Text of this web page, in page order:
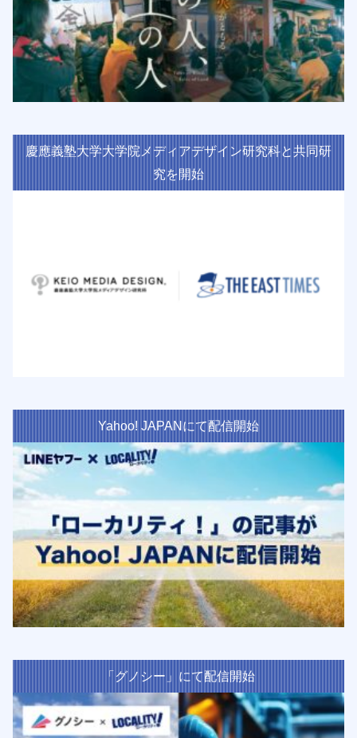
慶應義塾大学大学院メディアデザイン研究科と共同研
究を開始
Yahoo! JAPANにて配信開始
「グノシー」にて配信開始